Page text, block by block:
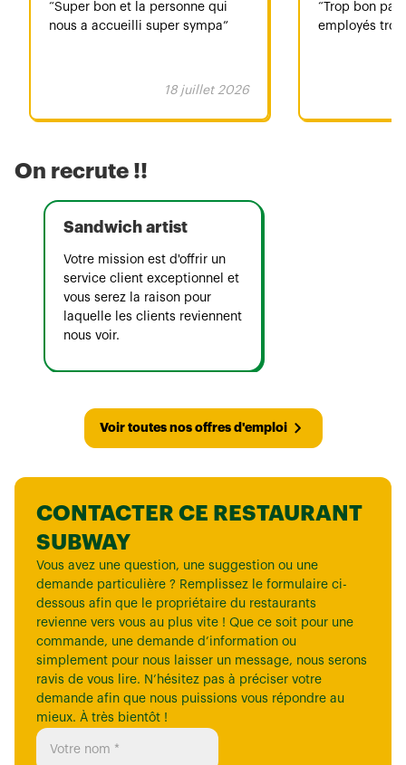
18 juillet 2026
Super bon et la personne qui
nous a accueilli super sympa
Trop bon
employés
On recrute !!
Sandwich artist
Votre mission est d'offrir un
service client exceptionnel et
vous serez la raison pour
laquelle les clients reviennent
nous voir.
Voir toutes nos offres d'emploi
CONTACTER CE RESTAURANT
SUBWAY
Vous avez une question, une suggestion ou une
demande particulière ? Remplissez le formulaire ci-
dessous afin que le propriétaire du restaurants
revienne vers vous au plus vite ! Que ce soit pour une
commande, une demande d’information ou
simplement pour nous laisser un message, nous serons
ravis de vous lire. N’hésitez pas à préciser votre
demande afin que nous puissions vous répondre au
mieux. À très bientôt !